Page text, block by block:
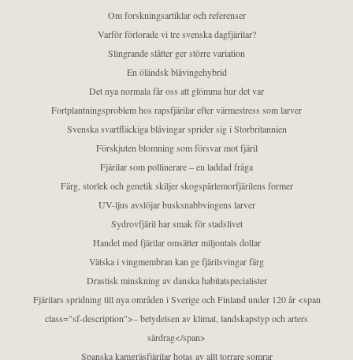
Om forskningsartiklar och referenser
Varför förlorade vi tre svenska dagfjärilar?
Slingrande slåtter ger större variation
En öländsk blåvingehybrid
Det nya normala får oss att glömma hur det var
Fortplantningsproblem hos rapsfjärilar efter värmestress som larver
Svenska svartfläckiga blåvingar sprider sig i Storbritannien
Förskjuten blomning som försvar mot fjäril
Fjärilar som pollinerare – en laddad fråga
Färg, storlek och genetik skiljer skogspärlemorfjärilens former
UV-ljus avslöjar busksnabbvingens larver
Sydrovfjäril har smak för stadslivet
Handel med fjärilar omsätter miljontals dollar
Vätska i vingmembran kan ge fjärilsvingar färg
Drastisk minskning av danska habitatspecialister
Fjärilars spridning till nya områden i Sverige och Finland under 120 år <span
class="sf-description">– betydelsen av klimat, landskapstyp och arters
särdrag</span>
Spanska kamgräsfjärilar hotas av allt torrare somrar